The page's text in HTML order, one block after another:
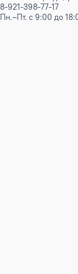
8-921-398-77-17
Пн.–Пт. с 9:00 до